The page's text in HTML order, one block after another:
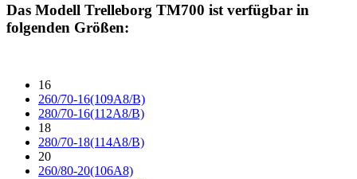
Das Modell Trelleborg TM700 ist verfügbar in
folgenden Größen:
16
260/70-16(109A8/B)
280/70-16(112A8/B)
18
280/70-18(114A8/B)
20
260/80-20(106A8)